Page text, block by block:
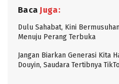
Baca Juga:
Dulu Sahabat, Kini
Menuju Perang Terbuka
Jangan Biarkan Generasi Kita
Douyin, Saudara Tertibnya